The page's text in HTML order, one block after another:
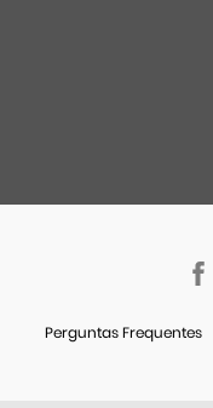
Perguntas Frequentes